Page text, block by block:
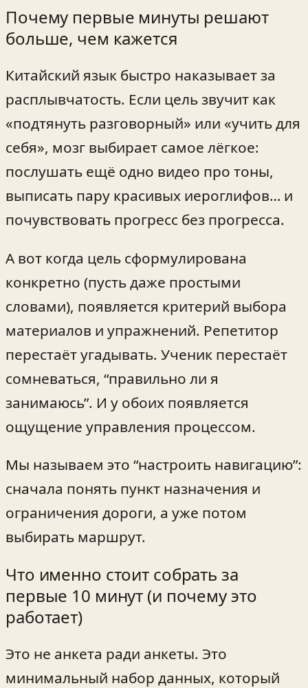
Почему первые минуты решают
больше, чем кажется
Китайский язык быстро наказывает за
расплывчатость. Если цель звучит как
«подтянуть разговорный» или «учить для
себя», мозг выбирает самое лёгкое:
послушать ещё одно видео про тоны,
выписать пару красивых иероглифов… и
почувствовать прогресс без прогресса.
А вот когда цель сформулирована
конкретно (пусть даже простыми
словами), появляется критерий выбора
материалов и упражнений. Репетитор
перестаёт угадывать. Ученик перестаёт
сомневаться, “правильно ли я
занимаюсь”. И у обоих появляется
ощущение управления процессом.
Мы называем это “настроить навигацию”:
сначала понять пункт назначения и
ограничения дороги, а уже потом
выбирать маршрут.
Что именно стоит собрать за
первые 10 минут (и почему это
работает)
Это не анкета ради анкеты. Это
минимальный набор данных, который